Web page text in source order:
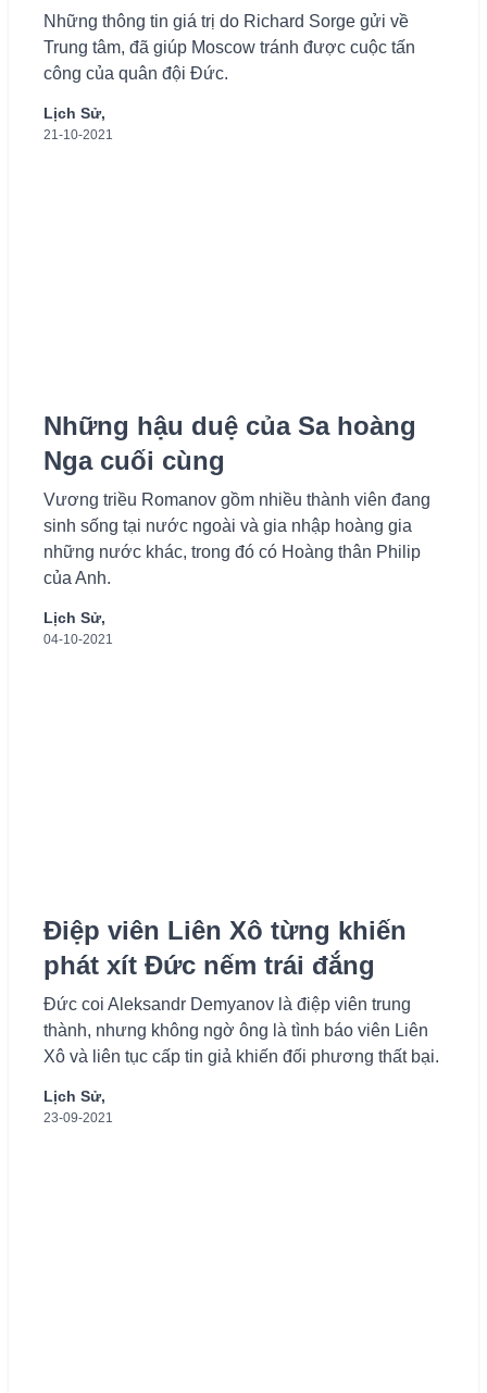
Những thông tin giá trị do Richard Sorge gửi về
Trung tâm, đã giúp Moscow tránh được cuộc tấn
công của quân đội Đức.
Lịch Sử,
21-10-2021
Những hậu duệ của Sa hoàng
Nga cuối cùng
Vương triều Romanov gồm nhiều thành viên đang
sinh sống tại nước ngoài và gia nhập hoàng gia
những nước khác, trong đó có Hoàng thân Philip
của Anh.
Lịch Sử,
04-10-2021
Điệp viên Liên Xô từng khiến
phát xít Đức nếm trái đắng
Đức coi Aleksandr Demyanov là điệp viên trung
thành, nhưng không ngờ ông là tình báo viên Liên
Xô và liên tục cấp tin giả khiến đối phương thất bại.
Lịch Sử,
23-09-2021